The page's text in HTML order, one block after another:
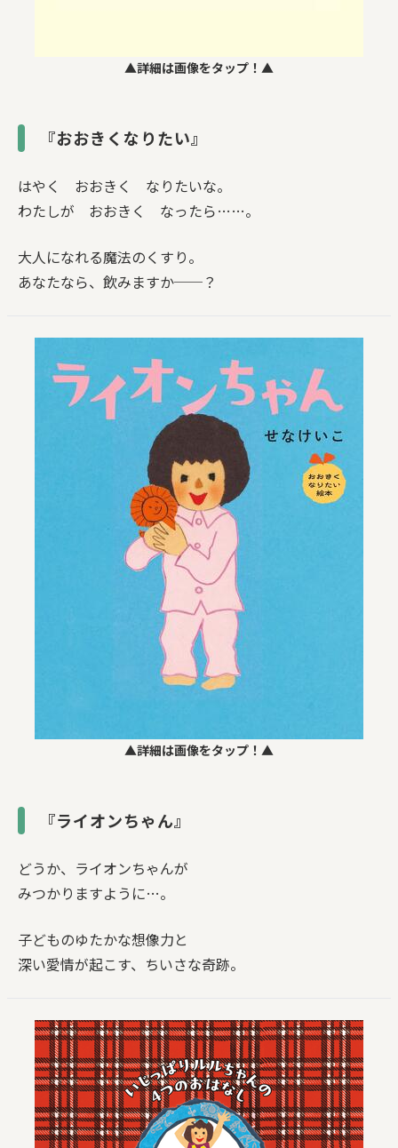
▲詳細は画像をタップ！▲
『おおきくなりたい』
はやく おおきく なりたいな。
わたしが おおきく なったら……。
大人になれる魔法のくすり。
あなたなら、飲みますか──？
▲詳細は画像をタップ！▲
『ライオンちゃん』
どうか、ライオンちゃんが
みつかりますように…。
子どものゆたかな想像力と
深い愛情が起こす、ちいさな奇跡。